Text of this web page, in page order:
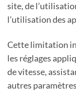
site, de
l’utilisation des
Cette limitation
les réglages
de vitesse,
autres